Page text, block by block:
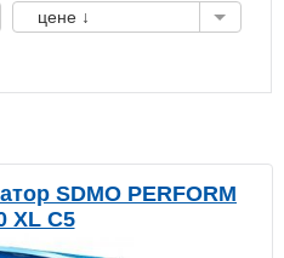
цене ↓
SDMO PERFORM
XL C5